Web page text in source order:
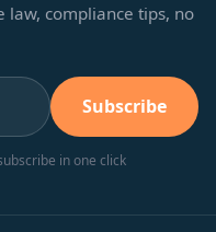
compliance tips, no
Subscribe
in one click